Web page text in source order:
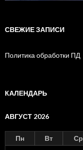
СВЕЖИЕ ЗАПИСИ
Политика обработки ПД
КАЛЕНДАРЬ
АВГУСТ 2026
Пн Вт Ср